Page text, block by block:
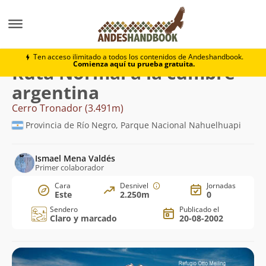
Ten acceso ilimitado a todos los contenidos de Andeshandbook.
Comienza aquí tu prueba gratuita.
Cerro Tronador Normal a la cumbre
Ruta Normal a la cumbre
argentina
Cerro Tronador (3.491m)
Provincia de Río Negro, Parque Nacional Nahuelhuapi
Ismael Mena Valdés
Primer colaborador
Cara
Este
Desnivel
2.250m
Jornadas
0
Sendero
Claro y marcado
Publicado el
20-08-2002